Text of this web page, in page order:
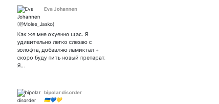
Eva Johannen
Как же мне охуенно щас. Я
удивительно легко слезаю с
золофта, добавляю ламиктал +
скоро буду пить новый препарат.
Я…
bipolar disorder
🇺🇦💙💛